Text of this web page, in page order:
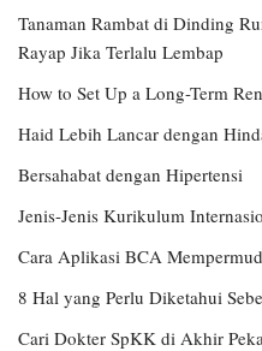
Tanaman Rambat di Dinding
Rayap Jika Terlalu Lembap
How to Set Up a Long-Term
Haid Lebih Lancar dengan
Bersahabat dengan Hipertensi
Jenis-Jenis Kurikulum
Cara Aplikasi BCA
8 Hal yang Perlu Diketahui
Cari Dokter SpKK di Akhir